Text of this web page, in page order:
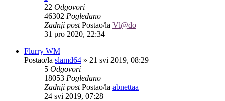
22 Odgovori
46302 Pogledano
Zadnji postPostao/la Vl@do
31 pro 2020, 22:34
Flurry WM
Postao/la slamd64 » 21 svi 2019, 08:29
5 Odgovori
18053 Pogledano
Zadnji postPostao/la abnettaa
24 svi 2019, 07:28